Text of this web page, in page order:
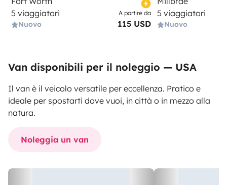
5 viaggiatori
Nuovo
A partire da
115 USD
5 viaggiatori
Nuovo
Van disponibili per il noleggio — USA
Il van è il veicolo versatile per eccellenza. Pratico e
ideale per spostarti dove vuoi, in città o in mezzo alla
natura.
Noleggia un van